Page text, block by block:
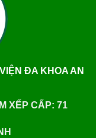
ĐA KHOA AN
XẾP CẤP: 71